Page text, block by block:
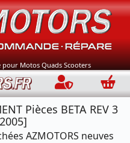
pour Motos Quads Scooters
Connection
Pièces BETA REV 3
AZMOTORS neuves